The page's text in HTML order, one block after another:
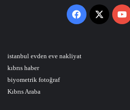
Facebook
X
istanbul evden eve nakliyat
kıbrıs haber
biyometrik fotoğraf
Kıbrıs Araba